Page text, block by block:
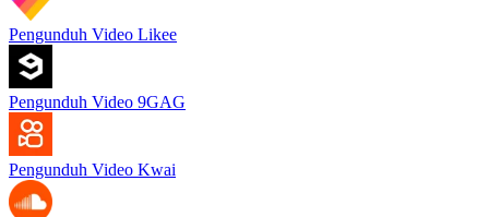
Pengunduh Video Likee
Pengunduh Video 9GAG
Pengunduh Video Kwai